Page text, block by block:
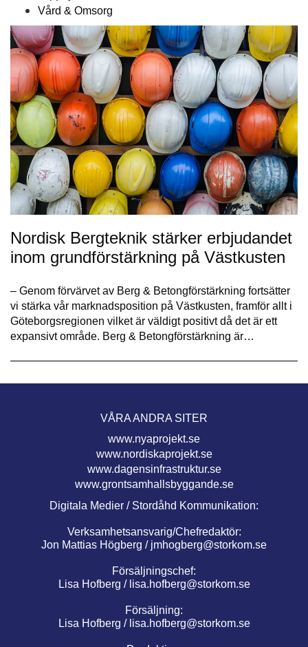
Vård & Omsorg
Nordisk Bergteknik stärker erbjudandet
inom grundförstärkning på Västkusten
– Genom förvärvet av Berg & Betongförstärkning fortsätter
vi stärka vår marknadsposition på Västkusten, framför allt i
Göteborgsregionen vilket är väldigt positivt då det är ett
expansivt område. Berg & Betongförstärkning är…
VÅRA ANDRA SITER
www.nyaprojekt.se
www.nordiskaprojekt.se
www.dagensinfrastruktur.se
www.grontsamhallsbyggande.se
Digitala Medier / Stordåhd Kommunikation:
Verksamhetsansvarig/Chefredaktör:
Jon Mattias Högberg / jmhogberg@storkom.se
Försäljningschef:
Lisa Hofberg / lisa.hofberg@storkom.se
Försäljning:
Lisa Hofberg / lisa.hofberg@storkom.se